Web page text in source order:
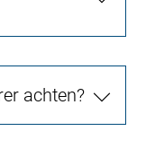
achten?